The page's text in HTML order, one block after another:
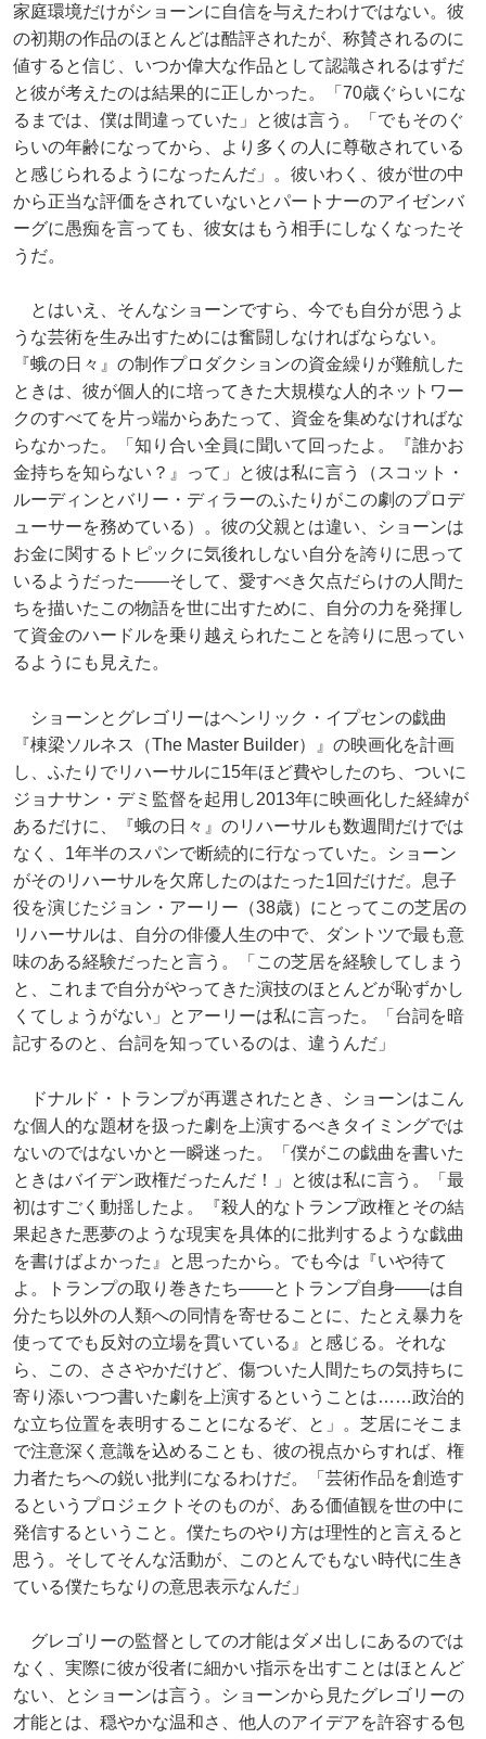
家庭環境だけがショーンに自信を与えたわけではない。彼
の初期の作品のほとんどは酷評されたが、称賛されるのに
値すると信じ、いつか偉大な作品として認識されるはずだ
と彼が考えたのは結果的に正しかった。「70歳ぐらいにな
るまでは、僕は間違っていた」と彼は言う。「でもそのぐ
らいの年齢になってから、より多くの人に尊敬されている
と感じられるようになったんだ」。彼いわく、彼が世の中
から正当な評価をされていないとパートナーのアイゼンバ
ーグに愚痴を言っても、彼女はもう相手にしなくなったそ
うだ。
とはいえ、そんなショーンですら、今でも自分が思うよ
うな芸術を生み出すためには奮闘しなければならない。
『蛾の日々』の制作プロダクションの資金繰りが難航した
ときは、彼が個人的に培ってきた大規模な人的ネットワー
クのすべてを片っ端からあたって、資金を集めなければな
らなかった。「知り合い全員に聞いて回ったよ。『誰かお
金持ちを知らない？』って」と彼は私に言う（スコット・
ルーディンとバリー・ディラーのふたりがこの劇のプロデ
ューサーを務めている）。彼の父親とは違い、ショーンは
お金に関するトピックに気後れしない自分を誇りに思って
いるようだった――そして、愛すべき欠点だらけの人間た
ちを描いたこの物語を世に出すために、自分の力を発揮し
て資金のハードルを乗り越えられたことを誇りに思ってい
るようにも見えた。
ショーンとグレゴリーはヘンリック・イプセンの戯曲
『棟梁ソルネス（The Master Builder）』の映画化を計画
し、ふたりでリハーサルに15年ほど費やしたのち、ついに
ジョナサン・デミ監督を起用し2013年に映画化した経緯が
あるだけに、『蛾の日々』のリハーサルも数週間だけでは
なく、1年半のスパンで断続的に行なっていた。ショーン
がそのリハーサルを欠席したのはたった1回だけだ。息子
役を演じたジョン・アーリー（38歳）にとってこの芝居の
リハーサルは、自分の俳優人生の中で、ダントツで最も意
味のある経験だったと言う。「この芝居を経験してしまう
と、これまで自分がやってきた演技のほとんどが恥ずかし
くてしょうがない」とアーリーは私に言った。「台詞を暗
記するのと、台詞を知っているのは、違うんだ」
ドナルド・トランプが再選されたとき、ショーンはこん
な個人的な題材を扱った劇を上演するべきタイミングでは
ないのではないかと一瞬迷った。「僕がこの戯曲を書いた
ときはバイデン政権だったんだ！」と彼は私に言う。「最
初はすごく動揺したよ。『殺人的なトランプ政権とその結
果起きた悪夢のような現実を具体的に批判するような戯曲
を書けばよかった』と思ったから。でも今は『いや待て
よ。トランプの取り巻きたち――とトランプ自身――は自
分たち以外の人類への同情を寄せることに、たとえ暴力を
使ってでも反対の立場を貫いている』と感じる。それな
ら、この、ささやかだけど、傷ついた人間たちの気持ちに
寄り添いつつ書いた劇を上演するということは……政治的
な立ち位置を表明することになるぞ、と」。芝居にそこま
で注意深く意識を込めることも、彼の視点からすれば、権
力者たちへの鋭い批判になるわけだ。「芸術作品を創造す
るというプロジェクトそのものが、ある価値観を世の中に
発信するということ。僕たちのやり方は理性的と言えると
思う。そしてそんな活動が、このとんでもない時代に生き
ている僕たちなりの意思表示なんだ」
グレゴリーの監督としての才能はダメ出しにあるのでは
なく、実際に彼が役者に細かい指示を出すことはほとんど
ない、とショーンは言う。ショーンから見たグレゴリーの
才能とは、穏やかな温和さ、他人のアイデアを許容する包